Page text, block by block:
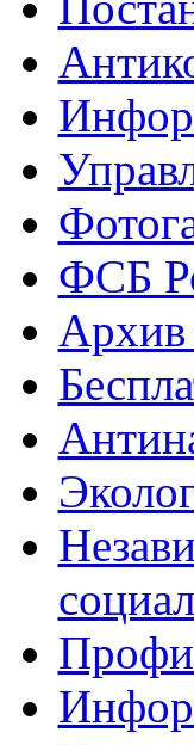
ФСБ
Архив